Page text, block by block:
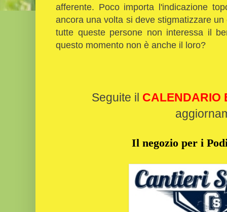
afferente. Poco importa l'indicazione
ancora una volta si deve stigmatizzare
tutte queste persone non interessa il
questo momento non è anche il loro?
Seguite il CALENDARIO
Il negozio per i